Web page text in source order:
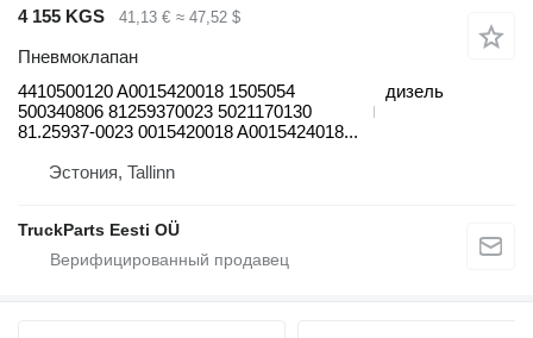
4 155 KGS 41,13 € ≈ 47,52 $
Пневмоклапан
4410500120 A0015420018 1505054
500340806 81259370023 5021170130
81.25937-0023 0015420018 A0015424018...
дизель
Эстония, Tallinn
TruckParts Eesti OÜ